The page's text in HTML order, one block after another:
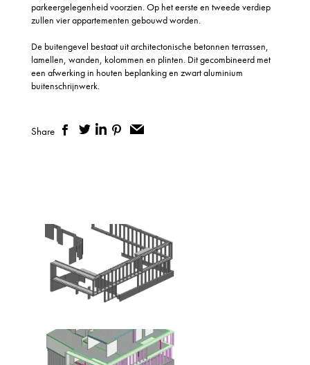
parkeergelegenheid voorzien. Op het eerste en tweede verdiep
zullen vier appartementen gebouwd worden.
De buitengevel bestaat uit architectonische betonnen terrassen,
lamellen, wanden, kolommen en plinten. Dit gecombineerd met
een afwerking in houten beplanking en zwart aluminium
buitenschrijnwerk.
Share